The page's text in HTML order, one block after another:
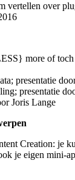
vertellen over
more of toch
presentatie
presentatie
Joris Lange
Creation: je
je eigen mini-